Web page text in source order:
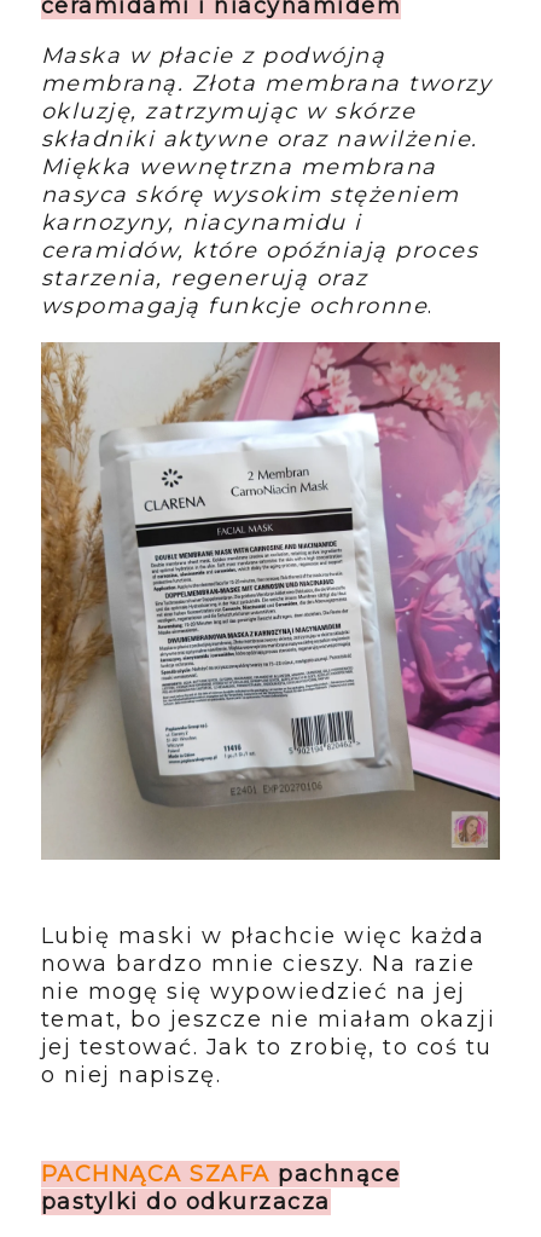
ceramidami i niacynamidem
Maska w płacie z podwójną
membraną. Złota membrana tworzy
okluzję, zatrzymując w skórze
składniki aktywne oraz nawilżenie.
Miękka wewnętrzna membrana
nasyca skórę wysokim stężeniem
karnozyny, niacynamidu i
ceramidów, które opóźniają proces
starzenia, regenerują oraz
wspomagają funkcje ochronne.
Lubię maski w płachcie więc każda
nowa bardzo mnie cieszy. Na razie
nie mogę się wypowiedzieć na jej
temat, bo jeszcze nie miałam okazji
jej testować. Jak to zrobię, to coś tu
o niej napiszę.
PACHNĄCA SZAFA pachnące
pastylki do odkurzacza